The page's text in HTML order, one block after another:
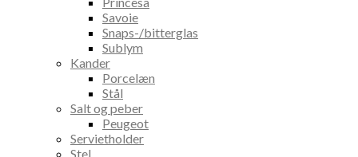
Savoie
Snaps-/bitterglas
Sublym
Kander
Porcelæn
Stål
Salt og peber
Peugeot
Servietholder
Stel